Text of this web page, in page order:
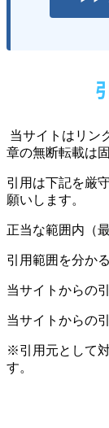
当サイトはリン
章の無断転載は
引用は下記を厳
願いします。
正当な範囲内（
引用範囲を分か
当サイトからの
当サイトからの
※引用元として
す。